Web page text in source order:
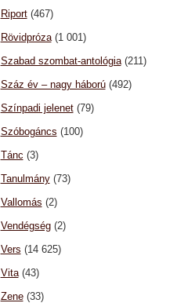
Riport(467)
Rövidpróza(1 001)
Szabad szombat-antológia(211)
Száz év – nagy háború(492)
Színpadi jelenet(79)
Szóbogáncs (100)
Tánc (3)
Tanulmány(73)
Vallomás (2)
Vendégség(2)
Vers (14 625)
Vita(43)
Zene(33)